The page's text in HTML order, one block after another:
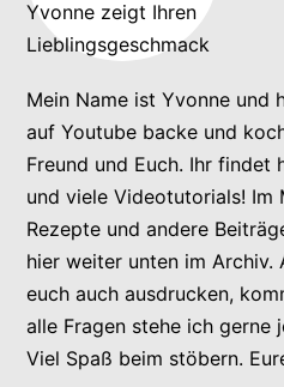
Mein Name ist Yvonne und
auf Youtube backe und
Freund und Euch. Ihr findet
und viele Videotutorials! Im
Rezepte und andere
hier weiter unten im Archiv.
euch auch ausdrucken,
alle Fragen stehe ich gerne
Viel Spaß beim stöbern.